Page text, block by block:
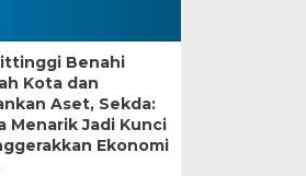
Benahi
Kota dan
Aset, Sekda:
Menarik Jadi Kunci
Ekonomi